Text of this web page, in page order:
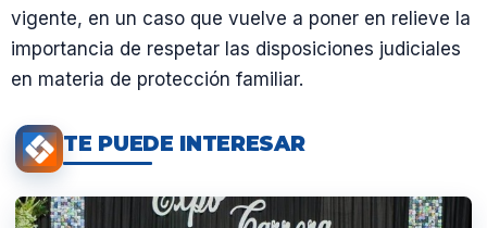
vigente, en un caso que vuelve a poner en relieve la
importancia de respetar las disposiciones judiciales
en materia de protección familiar.
TE PUEDE INTERESAR